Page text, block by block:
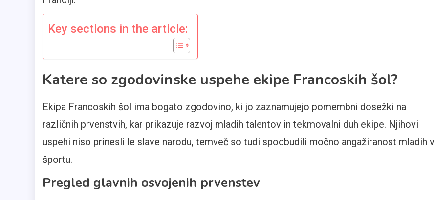
Key sections in the article:
Katere so zgodovinske uspehe ekipe Francoskih šol?
Ekipa Francoskih šol ima bogato zgodovino, ki jo zaznamujejo pomembni dosežki na
različnih prvenstvih, kar prikazuje razvoj mladih talentov in tekmovalni duh ekipe. Njihovi
uspehi niso prinesli le slave narodu, temveč so tudi spodbudili močno angažiranost mladih v
športu.
Pregled glavnih osvojenih prvenstev